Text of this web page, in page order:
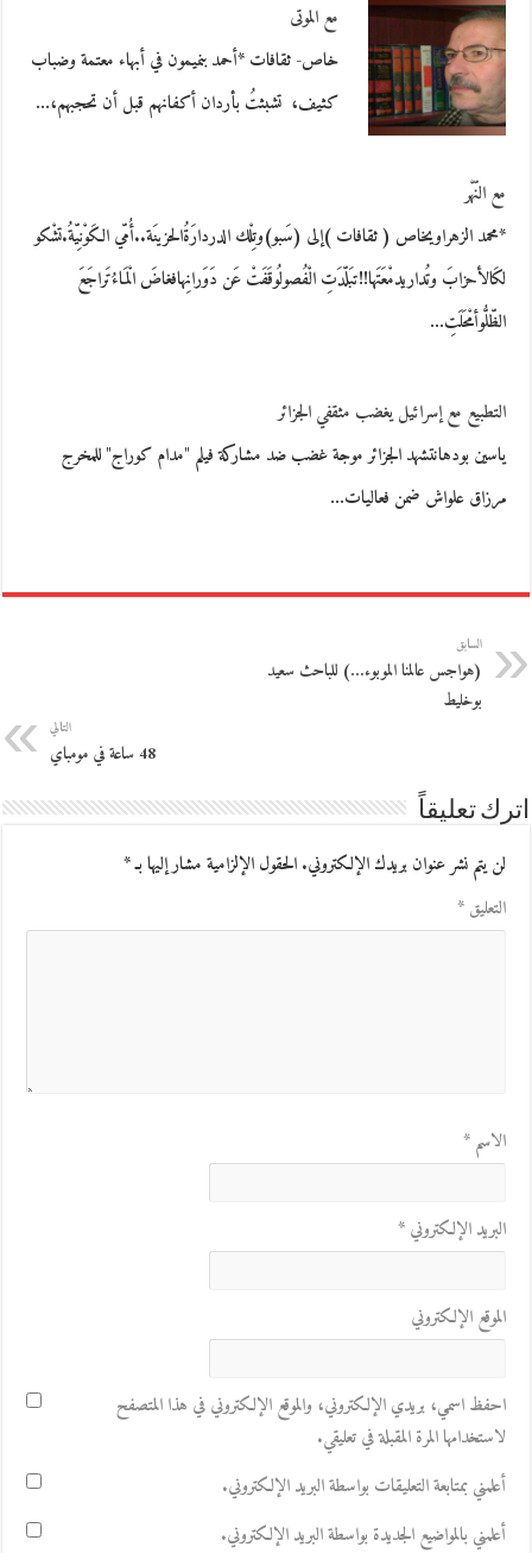
مع الموتى
خاص- ثقافات *أحمد بنميمون في أبهاء معتمة وضباب
كثيف، تشبثتُ بأردان أكفانهم قبل أن تحجبهم،…
مع النّهْر
*محمد الزهراويخاص ( ثقافات )إلى (سَبو)وتِلْك الدردارَةُالحزينَة..أُمّي الكَوْنِيّةُ.تشْكو
لكَالأحزابَ وتُداريدمْعَتَها!!تبَلّدَتِ الْفُصولُوقَفَتْ عَن دَوَرانِهافغاضَ الْمَاءُتَراجَعَ
الظّلُّوأمْحَلَتِ…
التطبيع مع إسرائيل يغضب مثقفي الجزائر
ياسين بودهانتشهد الجزائر موجة غضب ضد مشاركة فيلم "مدام كوراج" للمخرج
مرزاق علواش ضمن فعاليات…
السابق
(هواجس عالمنا الموبوء…) للباحث سعيد
بوخليط
التالي
48 ساعة في مومباي
اترك تعليقاً
لن يتم نشر عنوان بريدك الإلكتروني.الحقول الإلزامية مشار إليها بـ*
التعليق*
الاسم*
البريد الإلكتروني*
الموقع الإلكتروني
احفظ اسمي، بريدي الإلكتروني، والموقع الإلكتروني في هذا المتصفح
لاستخدامها المرة المقبلة في تعليقي.
أعلمني بمتابعة التعليقات بواسطة البريد الإلكتروني.
أعلمني بالمواضيع الجديدة بواسطة البريد الإلكتروني.